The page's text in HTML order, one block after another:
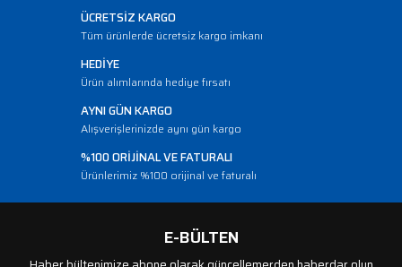
ÜCRETSİZ KARGO
Tüm ürünlerde ücretsiz kargo imkanı
HEDİYE
Ürün alımlarında hediye fırsatı
AYNI GÜN KARGO
Alışverişlerinizde aynı gün kargo
%100 ORİJİNAL VE FATURALI
Ürünlerimiz %100 orijinal ve faturalı
E-BÜLTEN